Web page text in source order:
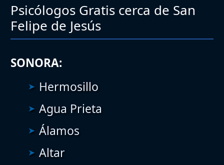
Psicólogos Gratis cerca de San
Felipe de Jesús
SONORA:
Hermosillo
Agua Prieta
Álamos
Altar